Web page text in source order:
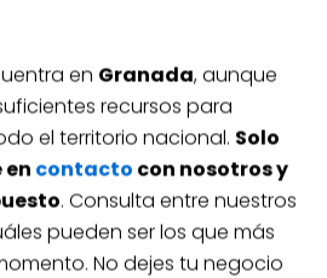
en Granada, aunque
recursos para
el territorio nacional. Solo
contacto con nosotros y
. Consulta entre nuestros
pueden ser los que más
No dejes tu negocio